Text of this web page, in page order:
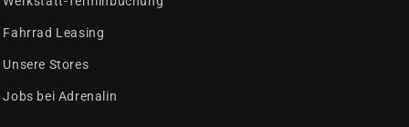
Fahrrad Leasing
Unsere Stores
Jobs bei Adrenalin